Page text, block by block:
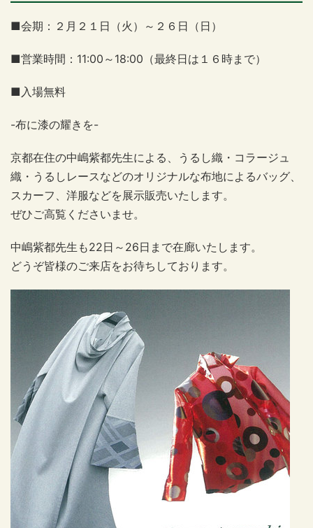
■会期：２月２１日（火）～２６日（日）
■営業時間：11:00～18:00（最終日は１６時まで）
■入場無料
-布に漆の耀きを-
京都在住の中嶋紫都先生による、うるし織・コラージュ
織・うるしレースなどのオリジナルな布地によるバッグ、
スカーフ、洋服などを展示販売いたします。
ぜひご高覧くださいませ。
中嶋紫都先生も22日～26日まで在廊いたします。
どうぞ皆様のご来店をお待ちしております。